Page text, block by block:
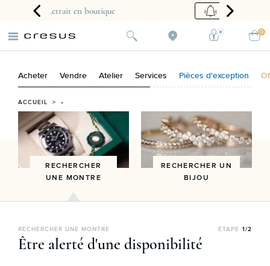
0
Acheter Vendre Atelier Services Pièces d'exception
ACCUEIL > •
RECHERCHER
UNE MONTRE
RECHERCHER UN
BIJOU
RECHERCHER UNE MONTRE ÉTAPE 1/2
Être alerté d'une disponibilité